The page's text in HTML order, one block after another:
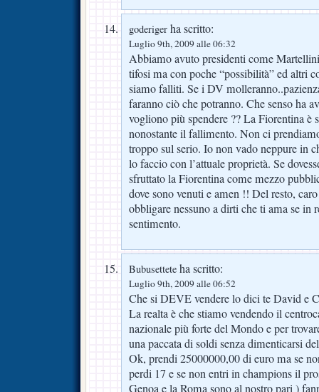
goderiger ha scritto:
Luglio 9th, 2009 alle 06:32
Abbiamo avuto presidenti come
tifosi ma con poche “possibilità” ed altri
siamo falliti. Se i DV
faranno ciò che potranno. Che senso ha
vogliono più spendere ?? La Fiorentina è
nonostante il fallimento. Non ci
troppo sul serio. Io non vado neppure in
lo faccio con l’attuale proprietà. Se
sfruttato la Fiorentina come mezzo
dove sono venuti e amen !! Del resto,
obbligare nessuno a dirti che ti ama se in
sentimento.
Bubusettete ha scritto:
Luglio 9th, 2009 alle 06:52
Che si DEVE vendere lo dici te David e
La realta è che stiamo vendendo il
nazionale più forte del Mondo e per
una paccata di soldi senza dimenticarsi
Ok, prendi 25000000,00 di euro ma se
perdi 17 e se non entri in champions il
Genoa e la Roma sono al nostro pari )